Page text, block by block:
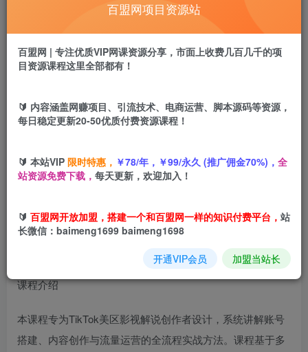
盟币9.9
立即购买
Tiktok美区影视解说AE全能实战课程：从安装到精通，插件
课程介绍
本课程专为TikTok美区影视解说创作者设计，系统讲解账号
搭建、内容创作与流量运营的全流程实战方法。课程基于多
百盟网项目资源站
百盟网 | 专注优质VIP网课资源分享，市面上收费几百几千的项
目资源课程这里全部都有！
🔰 内容涵盖网赚项目、引流技术、电商运营、脚本源码等资源，
每日稳定更新20-50优质付费资源课程！
🔰 本站VIP 限时特惠， ￥78/年，￥99/永久 (推广佣金70%)， 全
站资源免费下载， 每天更新，欢迎加入！
🔰 百盟网开放加盟，搭建一个和百盟网一样的知识付费平台， 站
长微信：baimeng1699 baimeng1698
开通VIP会员 加盟当站长